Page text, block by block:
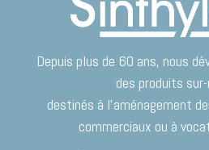
Depuis plus de 60 ans, nous
des produits
destinés à l’aménagement
commerciaux ou à